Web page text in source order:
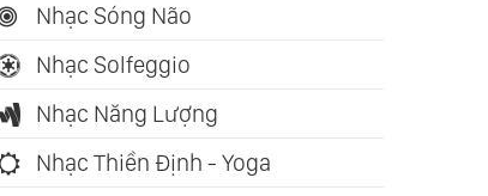
Nhạc Sóng Não
Nhạc Solfeggio
Nhạc Năng Lượng
Nhạc Thiền Định - Yoga